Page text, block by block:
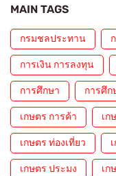
MAIN TAGS
กรมชลประทาน
การเงิน การลงทุน
การศึกษา การศึ
เกษตร การค้า เก
เกษตร ท่องเที่ยว
เกษตร ประมง เก